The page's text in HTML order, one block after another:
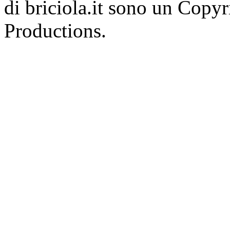
di briciola.it sono un
Productions.